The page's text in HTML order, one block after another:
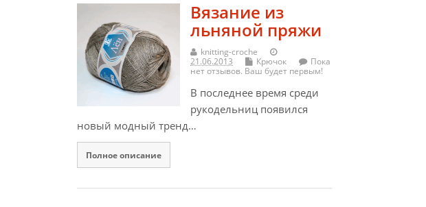
Вязание из
льняной пряжи
knitting-croche
21.06.2013
Крючок
Пока
нет отзывов. Ваш будет первым!
В последнее время среди
рукодельниц появился
новый модный тренд…
Полное описание